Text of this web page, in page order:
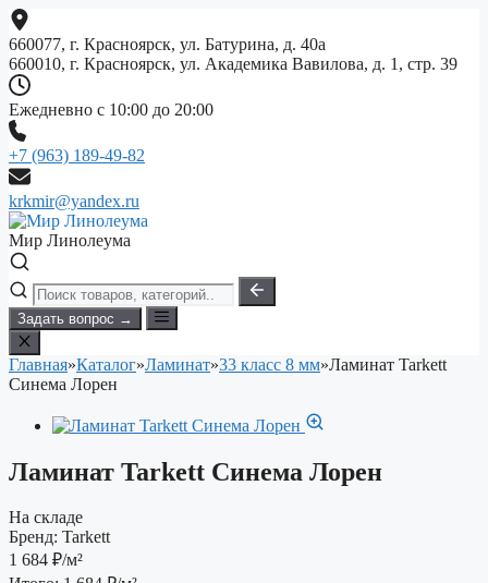
Перейти
к
содержимому
660077, г. Красноярск, ул. Батурина, д. 40а
660010, г. Красноярск, ул. Академика Вавилова, д. 1, стр. 39
Ежедневно с 10:00 до 20:00
+7 (963) 189-49-82
krkmir@yandex.ru
Мир Линолеума
Задать вопрос →
Главная»Каталог»Ламинат»33 класс 8 мм»Ламинат Tarkett
Синема Лорен
Ламинат Tarkett Синема Лорен
На складе
Бренд: Tarkett
1 684 ₽/м²